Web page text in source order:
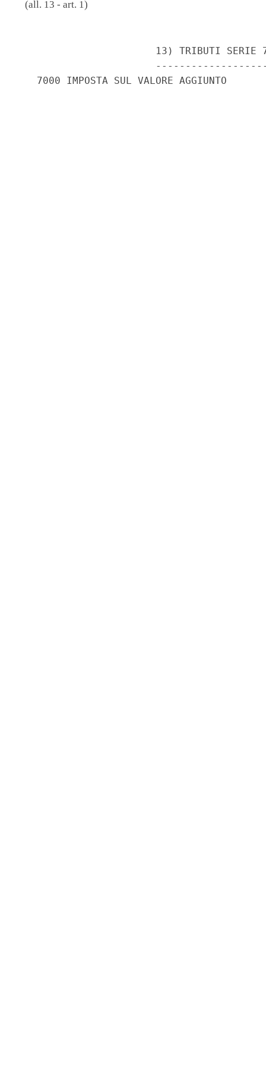
(all. 13 - art. 1)
13) TRIBUTI SERIE